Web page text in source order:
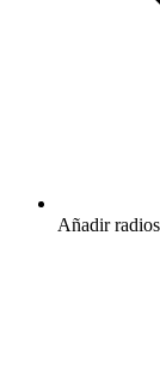
Añadir